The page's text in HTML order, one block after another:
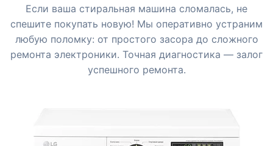
Если ваша стиральная машина сломалась, не
спешите покупать новую! Мы оперативно устраним
любую поломку: от простого засора до сложного
ремонта электроники. Точная диагностика — залог
успешного ремонта.